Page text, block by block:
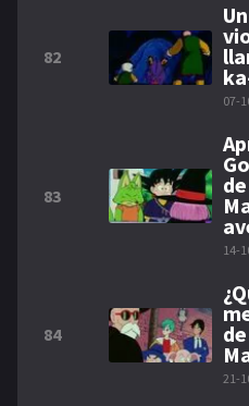
82
07-
83
14-
84
21-